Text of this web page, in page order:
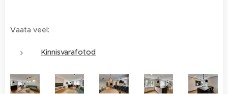
Vaata veel:
Kinnisvarafotod